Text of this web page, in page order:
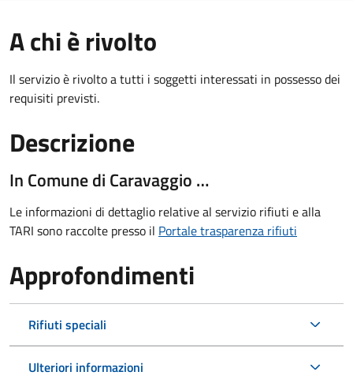
A chi è rivolto
Il servizio è rivolto a tutti i soggetti interessati in possesso dei
requisiti previsti.
Descrizione
In Comune di Caravaggio …
Le informazioni di dettaglio relative al servizio rifiuti e alla
TARI sono raccolte presso il Portale trasparenza rifiuti
Approfondimenti
Rifiuti speciali
Ulteriori informazioni